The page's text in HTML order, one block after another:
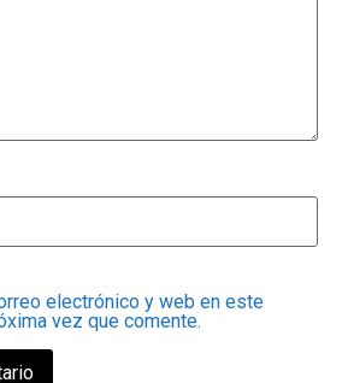
electrónico y web en este
vez que comente.